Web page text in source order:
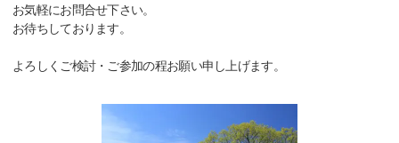
お気軽にお問合せ下さい。
お待ちしております。
よろしくご検討・ご参加の程お願い申し上げます。